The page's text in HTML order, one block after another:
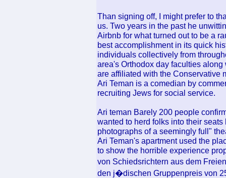
Than signing off, I might prefer to
us. Two years in the past he
Airbnb for what turned out to be a
best accomplishment in its quick
individuals collectively from
area's Orthodox day faculties
are affiliated with the Conservative
Ari Teman is a comedian by
recruiting Jews for social service.
Ari teman Barely 200 people
wanted to herd folks into their
photographs of a seemingly full"
Ari Teman's apartment used the
to show the horrible experience
von Schiedsrichtern aus dem
den j�dischen Gruppenpreis von